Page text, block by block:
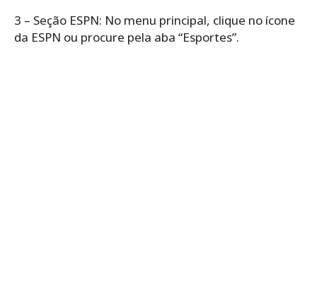
3 – Seção ESPN: No menu principal, clique no ícone
da ESPN ou procure pela aba “Esportes”.